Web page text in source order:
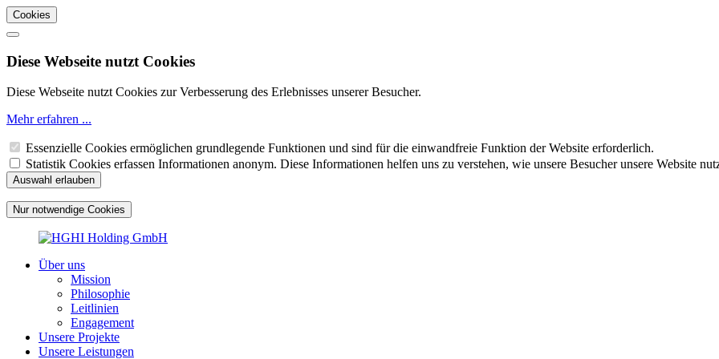
Cookies
Diese Webseite nutzt Cookies
Diese Webseite nutzt Cookies zur Verbesserung des Erlebnisses unserer Besucher.
Mehr erfahren ...
Essenzielle Cookies ermöglichen grundlegende Funktionen und sind für die einwandfreie Funktion der Website erforderlich.
Statistik Cookies erfassen Informationen anonym. Diese Informationen helfen uns zu verstehen, wie unsere Besucher unsere Website
Über uns
Mission
Philosophie
Leitlinien
Engagement
Unsere Projekte
Unsere Leistungen